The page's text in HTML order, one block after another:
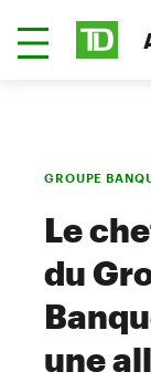
GROUPE
Le
du
une